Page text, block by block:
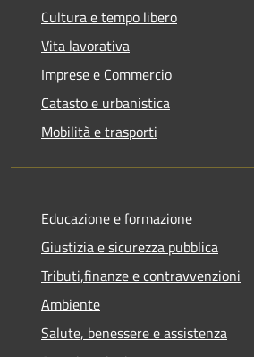
Cultura e tempo libero
Vita lavorativa
Imprese e Commercio
Catasto e urbanistica
Mobilità e trasporti
Educazione e formazione
Giustizia e sicurezza pubblica
Tributi,finanze e contravvenzioni
Ambiente
Salute, benessere e assistenza